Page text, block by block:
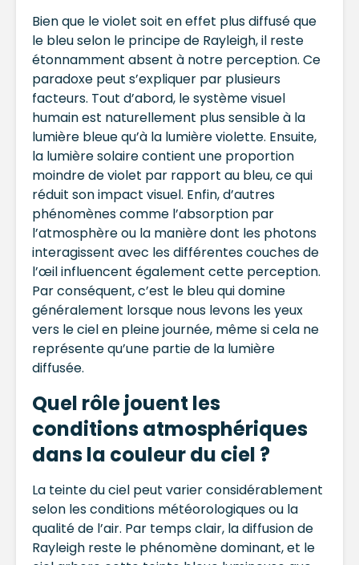
Bien que le violet soit en effet plus diffusé que
le bleu selon le principe de Rayleigh, il reste
étonnamment absent à notre perception. Ce
paradoxe peut s’expliquer par plusieurs
facteurs. Tout d’abord, le système visuel
humain est naturellement plus sensible à la
lumière bleue qu’à la lumière violette. Ensuite,
la lumière solaire contient une proportion
moindre de violet par rapport au bleu, ce qui
réduit son impact visuel. Enfin, d’autres
phénomènes comme l’absorption par
l’atmosphère ou la manière dont les photons
interagissent avec les différentes couches de
l’œil influencent également cette perception.
Par conséquent, c’est le bleu qui domine
généralement lorsque nous levons les yeux
vers le ciel en pleine journée, même si cela ne
représente qu’une partie de la lumière
diffusée.
Quel rôle jouent les
conditions atmosphériques
dans la couleur du ciel ?
La teinte du ciel peut varier considérablement
selon les conditions météorologiques ou la
qualité de l’air. Par temps clair, la diffusion de
Rayleigh reste le phénomène dominant, et le